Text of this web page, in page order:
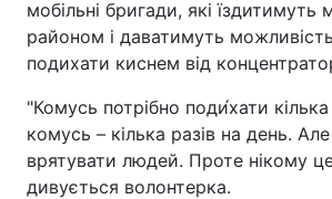
мобільні бригади, які їздитимуть
районом і даватимуть
подихати киснем від
"Комусь потрібно поди́хати
комусь – кілька разів на день.
врятувати людей. Проте нікому
дивується волонтерка.